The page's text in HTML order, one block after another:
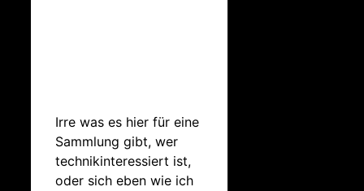
Irre was es hier für eine
Sammlung gibt, wer
technikinteressiert ist,
oder sich eben wie ich